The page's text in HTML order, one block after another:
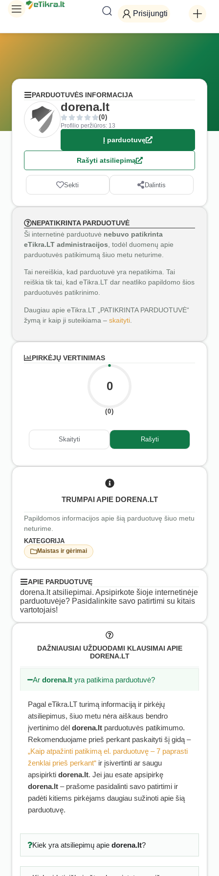
Prisijungti
PARDUOTUVĖS INFORMACIJA
dorena.lt
(0)
Profilio peržiūros: 13
Į parduotuvę
Rašyti atsiliepimą
Sekti Dalintis
NEPATIKRINTA PARDUOTUVĖ
Ši internetinė parduotuvė nebuvo patikrinta
eTikra.LT administracijos , todėl duomenų apie
parduotuvės patikimumą šiuo metu neturime.
Tai nereiškia, kad parduotuvė yra nepatikima. Tai
reiškia tik tai, kad eTikra.LT dar neatliko papildomo šios
parduotuvės patikrinimo.
Daugiau apie eTikra.LT „PATIKRINTA PARDUOTUVĖ“
žymą ir kaip ji suteikiama – skaityti
PIRKĖJŲ VERTINIMAS
0
(0)
Skaityti Rašyti
TRUMPAI APIE DORENA.LT
Papildomos informacijos apie šią parduotuvę šiuo metu
neturime.
KATEGORIJA
Maistas ir gėrimai
APIE PARDUOTUVĘ
dorena.lt atsiliepimai. Apsipirkote šioje internetinėje
parduotuvėje? Pasidalinkite savo patirtimi su kitais
vartotojais!
DAŽNIAUSIAI UŽDUODAMI KLAUSIMAI APIE
DORENA.LT
Ardorena.lt yra patikima parduotuvė?
Pagal eTikra.LT turimą informaciją ir pirkėjų
atsiliepimus, šiuo metu nėra aiškaus bendro
įvertinimo dėl dorena.lt parduotuvės patikimumo.
Rekomenduojame prieš perkant paskaityti šį gidą –
„Kaip atpažinti patikimą el. parduotuvę – 7 paprasti
ženklai prieš perkant“ ir įsivertinti ar saugu
apsipirkti dorena.lt. Jei jau esate apsipirkę
dorena.lt – prašome pasidalinti savo patirtimi ir
padėti kitiems pirkėjams daugiau sužinoti apie šią
parduotuvę.
Kiek yra atsiliepimų apie dorena.lt?